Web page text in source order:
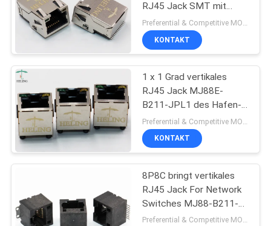
RJ45 Jack SMT mit
EMS-Finger-Seiten-
Eintritt
KONTAKT
1 x 1 Grad vertikales
RJ45 Jack MJ88E-
B211-JPL1 des Hafen-
180
KONTAKT
8P8C bringt vertikales
RJ45 Jack For Network
Switches MJ88-B211-
JPS1 in Position
Preferential & Competitive MOQ:1000